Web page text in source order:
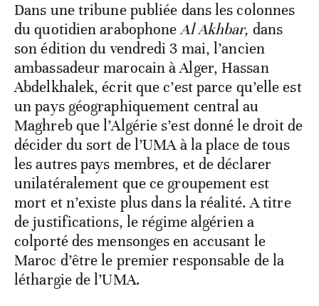
Dans une tribune publiée dans les colonnes
du quotidien arabophoneAl Akhbar, dans
son édition du vendredi 3 mai, l’ancien
ambassadeur marocain à Alger, Hassan
Abdelkhalek, écrit que c’est parce qu’elle est
un pays géographiquement central au
Maghreb que l’Algérie s’est donné le droit de
décider du sort de l’UMA à la place de tous
les autres pays membres, et de déclarer
unilatéralement que ce groupement est
mort et n’existe plus dans la réalité. A titre
de justifications, le régime algérien a
colporté des mensonges en accusant le
Maroc d’être le premier responsable de la
léthargie de l’UMA.